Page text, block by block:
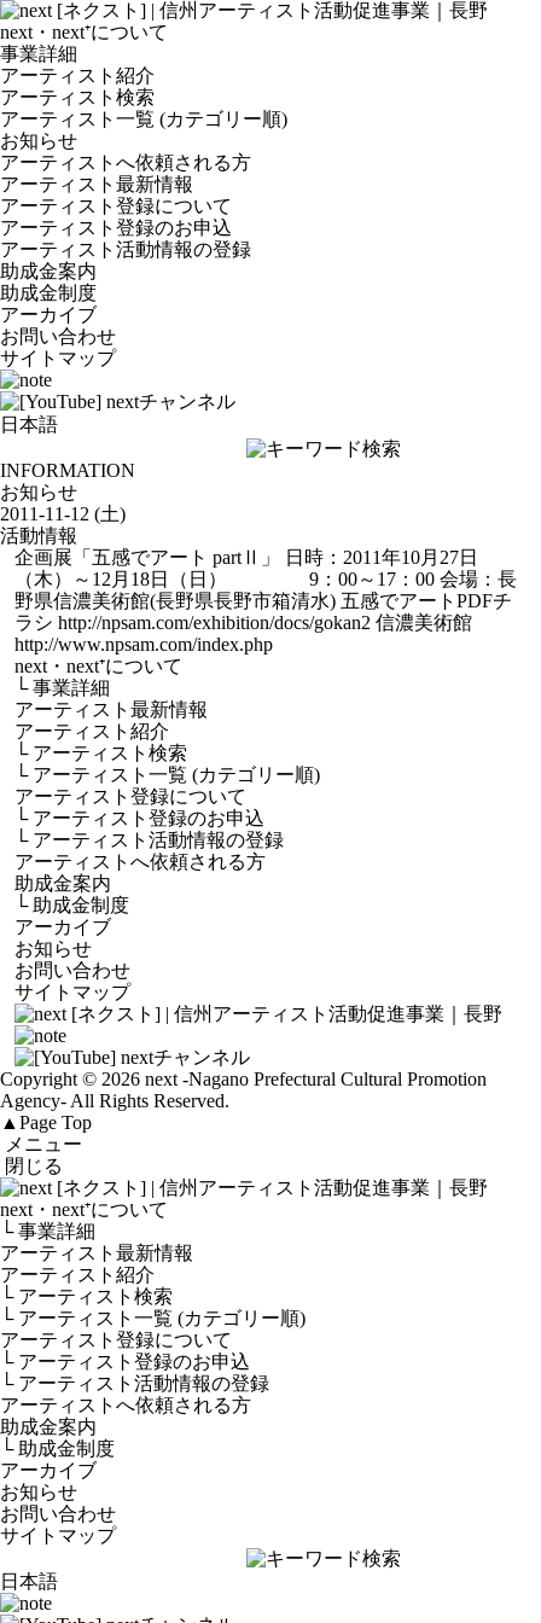
next・next⁺について
事業詳細
アーティスト紹介
アーティスト検索
アーティスト一覧 (カテゴリー順)
お知らせ
アーティストへ依頼される方
アーティスト最新情報
アーティスト登録について
アーティスト登録のお申込
アーティスト活動情報の登録
助成金案内
助成金制度
アーカイブ
お問い合わせ
サイトマップ
INFORMATION
お知らせ
2011-11-12 (土)
活動情報
企画展「五感でアート partⅡ」 日時：2011年10月27日
（木）～12月18日（日） 9：00～17：00 会場：長
野県信濃美術館(長野県長野市箱清水) 五感でアートPDFチ
ラシ http://npsam.com/exhibition/docs/gokan2 信濃美術館
http://www.npsam.com/index.php
next・next⁺について
└事業詳細
アーティスト最新情報
アーティスト紹介
└ アーティスト検索
└ アーティスト一覧 (カテゴリー順)
アーティスト登録について
└ アーティスト登録のお申込
└ アーティスト活動情報の登録
アーティストへ依頼される方
助成金案内
└ 助成金制度
アーカイブ
お知らせ
お問い合わせ
サイトマップ
Copyright © 2026 next -Nagano Prefectural Cultural Promotion
Agency- All Rights Reserved.
▲ Page Top
メニュー
閉じる
next・next⁺について
└ 事業詳細
アーティスト最新情報
アーティスト紹介
└ アーティスト検索
└ アーティスト一覧 (カテゴリー順)
アーティスト登録について
└ アーティスト登録のお申込
└ アーティスト活動情報の登録
アーティストへ依頼される方
助成金案内
└ 助成金制度
アーカイブ
お知らせ
お問い合わせ
サイトマップ